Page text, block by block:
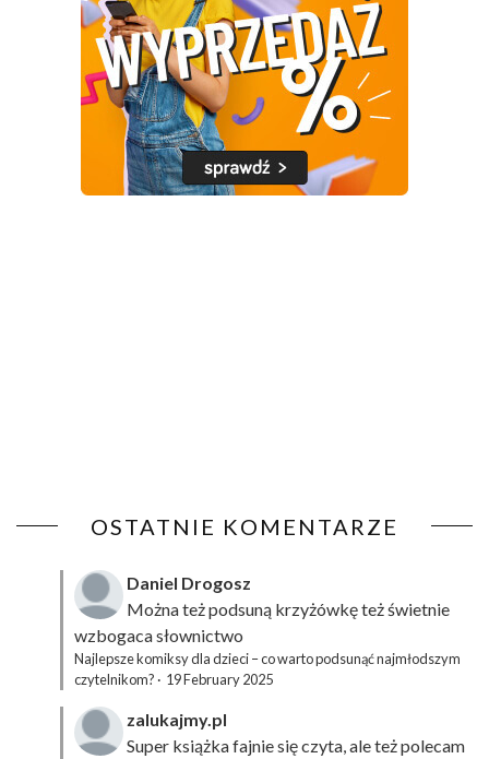
OSTATNIE KOMENTARZE
Daniel Drogosz
Można też podsuną krzyżówkęteż świetnie
wzbogaca słownictwo
Najlepsze komiksy dla dzieci – co warto podsunąć najmłodszym
czytelnikom? · 19 February 2025
zalukajmy.pl
Super książka fajnie się czyta, ale też polecam